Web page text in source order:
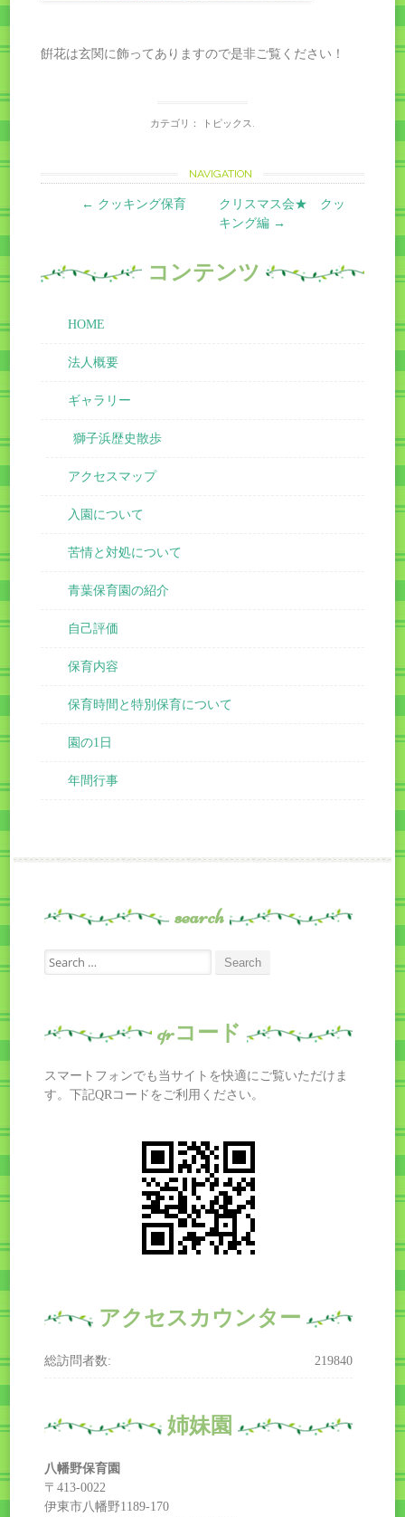
餠花は玄関に飾ってありますので是非ご覧ください！
カテゴリ： トピックス
Post
navigation
NAVIGATION
← クッキング保育
クリスマス会★ クッ
キング編 →
コンテンツ
HOME
法人概要
ギャラリー
獅子浜歴史散歩
アクセスマップ
入園について
苦情と対処について
青葉保育園の紹介
自己評価
保育内容
保育時間と特別保育について
園の1日
年間行事
search
Search
for:
qrコード
スマートフォンでも当サイトを快適にご覧いただけま
す。下記QRコードをご利用ください。
アクセスカウンター
219840
総訪問者数:
姉妹園
八幡野保育園
〒413-0022
伊東市八幡野1189-170